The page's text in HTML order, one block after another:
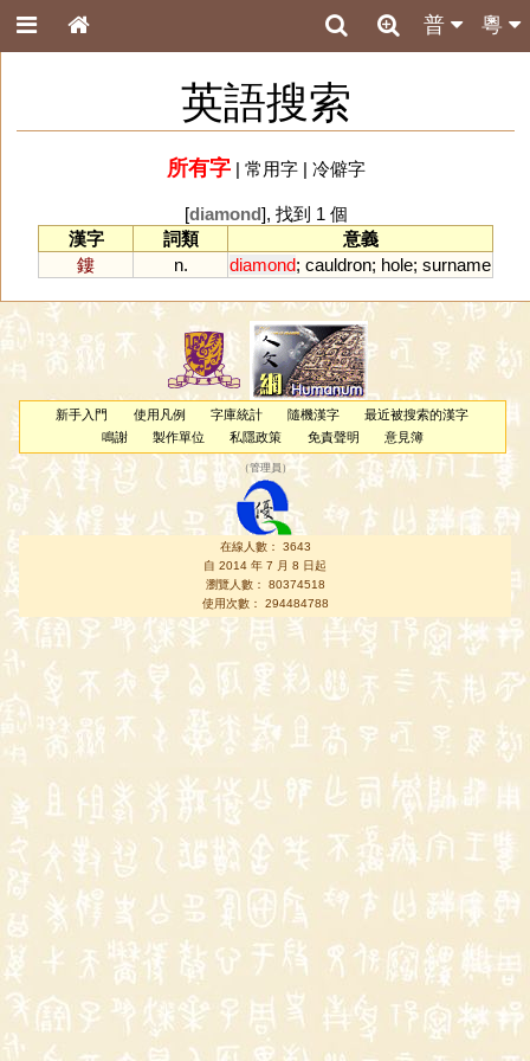
粵
普
英語搜索
所有字| 常用字| 冷僻字
[diamond], 找到 1 個
漢字
詞類
意義
鏤
n. diamond; cauldron; hole; surname
新手入門 使用凡例 字庫統計 隨機漢字
最近被搜索的漢字
鳴謝
製作單位 私隱政策 免責聲明 意見簿
（管理員 ）
在線人數： 3643
自 2014 年 7 月 8 日起
瀏覽人數： 80374518
使用次數： 294484788